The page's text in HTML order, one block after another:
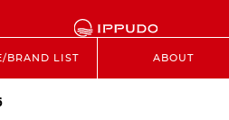
BRAND LIST ABOUT